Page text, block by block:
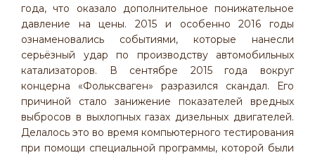
года, что оказало дополнительное понижательное
давление на цены. 2015 и особенно 2016 годы
ознаменовались событиями, которые нанесли
серьёзный удар по производству автомобильных
катализаторов. В сентябре 2015 года вокруг
концерна «Фольксваген» разразился скандал. Его
причиной стало занижение показателей вредных
выбросов в выхлопных газах дизельных двигателей.
Делалось это во время компьютерного тестирования
при помощи специальной программы, которой были